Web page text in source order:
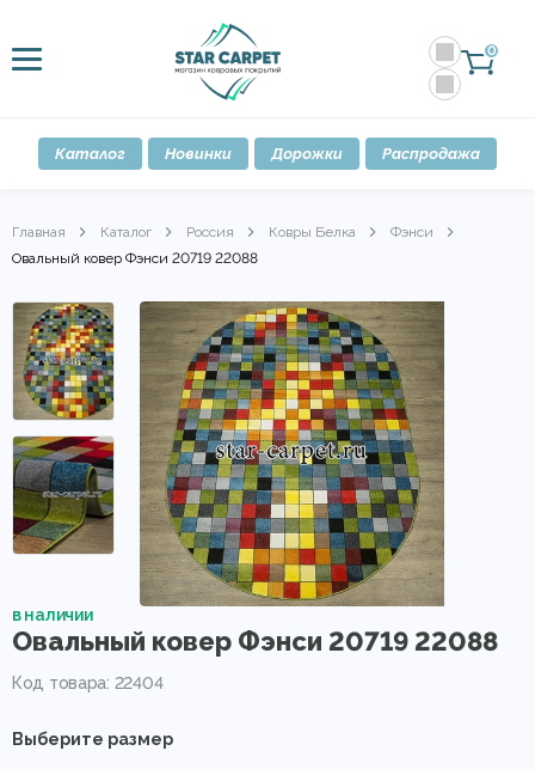
0
Каталог Новинки Дорожки Распродажа
Главная Каталог Россия Ковры Белка
Фэнси
Овальный ковер Фэнси 20719 22088
в наличии
Овальный ковер Фэнси 20719 22088
Код товара: 22404
Выберите размер